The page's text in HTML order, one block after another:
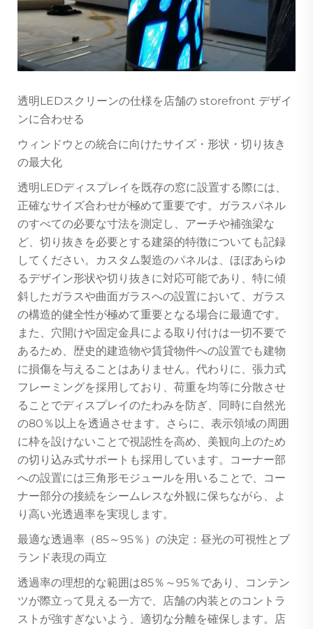
透明LEDスクリーンの仕様を店舗の storefront デザイ
ンに合わせる
ウィンドウとの統合に向けたサイズ・形状・切り抜き
の最大化
透明LEDディスプレイを既存の窓に設置する際には、
正確なサイズ合わせが極めて重要です。ガラスパネル
のすべての必要な寸法を測定し、アーチや補強梁な
ど、切り抜きを必要とする建築的特徴についても記録
してください。カスタム製造のパネルは、ほぼあらゆ
るデザイン形状や切り抜きに対応可能であり、特に傾
斜したガラスや曲面ガラスへの設置において、ガラス
の構造的健全性が極めて重要となる場合に最適です。
また、穴開けや固定金具による取り付けは一切不要で
あるため、歴史的建造物や賃貸物件への設置でも建物
に損傷を与えることはありません。代わりに、張力式
フレーミングを採用しており、荷重を均等に分散させ
ることでディスプレイのたわみを防ぎ、同時に自然光
の80％以上を透過させます。さらに、表示領域の周囲
に枠を設けないことで視認性を高め、美観向上のため
の切り込み式サポートも採用しています。コーナー部
への設置には三角形モジュールを用いることで、コー
ナー部分の接続をシームレスな外観に保ちながら、よ
り高い光透過率を実現します。
最適な透過率（85～95％）の決定：昼光の可視性とブ
ランド表現の両立
透過率の理想的な範囲は85％～95％であり、コンテン
ツが際立って見える一方で、店舗の内装とのコントラ
ストが強すぎないよう、適切な分離を確保します。店